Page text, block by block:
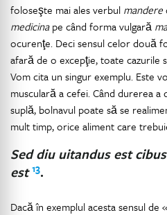
foloseşte mai ales verbul mandere
medicinape când forma vulgară
ocurenţe. Deci sensul celor două
afară de o excepţie, toate cazurile
Vom cita un singur exemplu. Este
musculară a cefei. Când durerea
suplă, bolnavul poate să se
mult timp, orice aliment care
Sed diu uitandus est
est 13.
Dacă în exemplul acesta sensul de